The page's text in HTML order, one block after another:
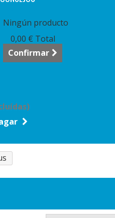
Ningún producto
0,00 € Total
Confirmar